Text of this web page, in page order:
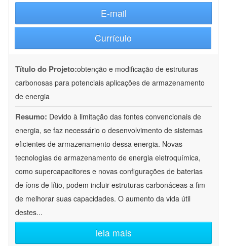
E-mail
Currículo
Título do Projeto:obtenção e modificação de estruturas
carbonosas para potenciais aplicações de armazenamento
de energia
Resumo: Devido à limitação das fontes convencionais de
energia, se faz necessário o desenvolvimento de sistemas
eficientes de armazenamento dessa energia. Novas
tecnologias de armazenamento de energia eletroquímica,
como supercapacitores e novas configurações de baterias
de íons de lítio, podem incluir estruturas carbonáceas a fim
de melhorar suas capacidades. O aumento da vida útil
destes...
leia mais